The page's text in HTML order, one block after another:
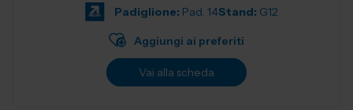
Padiglione: Pad. 14Stand: G12
Aggiungi ai preferiti
Vai alla scheda